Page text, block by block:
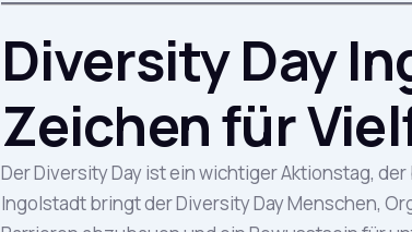
Diversity Day
Zeichen für
Der Diversity Day ist ein wichtiger Aktionstag,
Ingolstadt bringt der Diversity Day Menschen,